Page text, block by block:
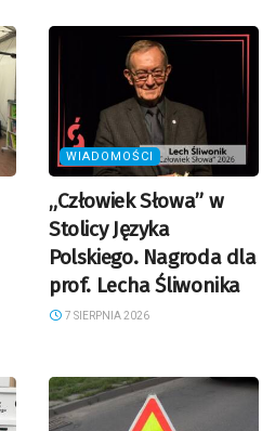
WIADOMOŚCI
„Człowiek Słowa” w
Stolicy Języka
Polskiego. Nagroda dla
prof. Lecha Śliwonika
7 SIERPNIA 2026